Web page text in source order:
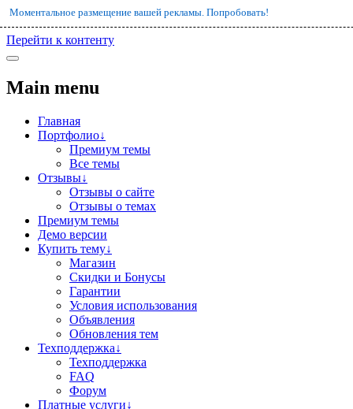
Перейти к контенту
Моментальное размещение вашей рекламы. Попробовать!
Main menu
Главная
Портфолио↓
Премиум темы
Все темы
Отзывы↓
Отзывы о сайте
Отзывы о темах
Премиум темы
Демо версии
Купить тему↓
Магазин
Скидки и Бонусы
Гарантии
Условия использования
Объявления
Обновления тем
Техподдержка↓
Техподдержка
FAQ
Форум
Платные услуги↓